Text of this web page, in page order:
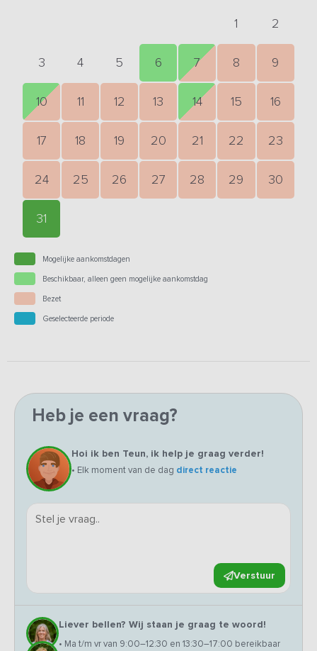
1 2
3 4 5 6 7 8 9
10 11 12 13 14 15 16
17 18 19 20 21 22 23
24 25 26 27 28 29 30
31
Mogelijke aankomstdagen
Beschikbaar, alleen geen mogelijke aankomstdag
Bezet
Geselecteerde periode
Heb je een vraag?
Hoi ik ben Teun, ik help je graag verder!
• Elk moment van de dag direct reactie
Verstuur
Liever bellen? Wij staan je graag te woord!
• Ma t/m vr van 9:00–12:30 en 13:30–17:00 bereikbaar